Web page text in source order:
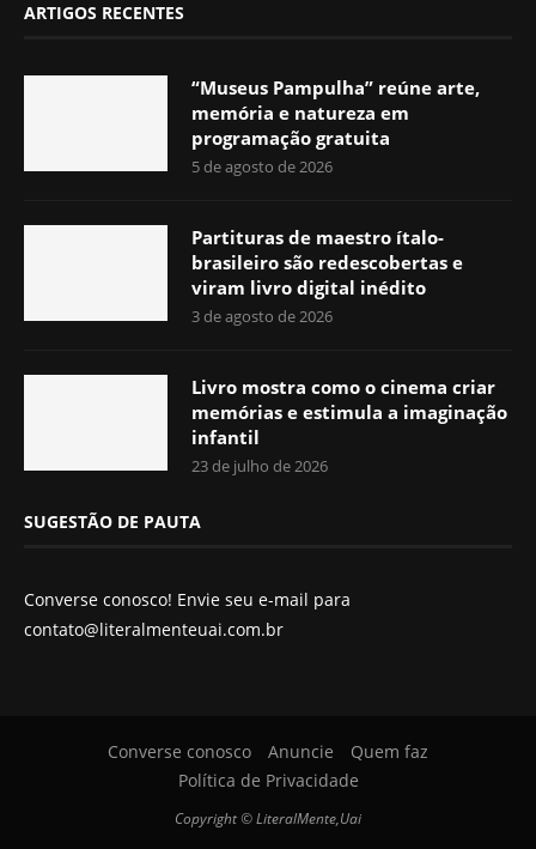
ARTIGOS RECENTES
“Museus Pampulha” reúne arte,
memória e natureza em
programação gratuita
5 de agosto de 2026
Partituras de maestro ítalo-
brasileiro são redescobertas e
viram livro digital inédito
3 de agosto de 2026
Livro mostra como o cinema criar
memórias e estimula a imaginação
infantil
23 de julho de 2026
SUGESTÃO DE PAUTA
Converse conosco! Envie seu e-mail para
contato@literalmenteuai.com.br
Converse conosco Anuncie
Quem faz
Política de Privacidade
Copyright © LiteralMente,Uai